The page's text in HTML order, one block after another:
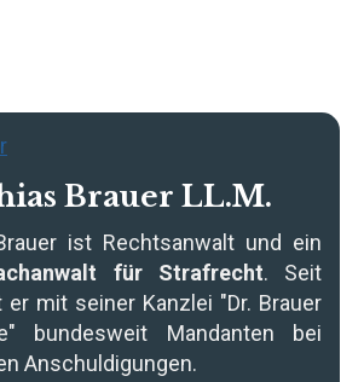
Brauer LL.M.
ist Rechtsanwalt und ein
für Strafrecht. Seit
mit seiner Kanzlei "Dr. Brauer
bundesweit Mandanten bei
Anschuldigungen.